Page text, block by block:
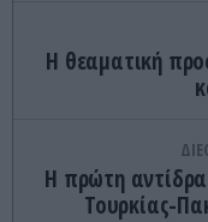
Η θεαματική
H πρώτη
Τουρκίας-